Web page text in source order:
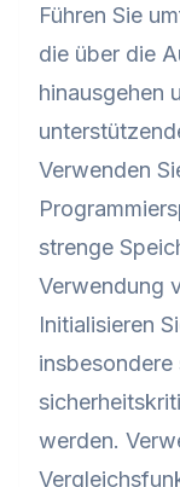
Führen Sie
die über die
hinausgehen
Verwenden
strenge
Verwendung
Initialisieren
insbesondere
werden.